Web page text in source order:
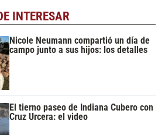
INTERESAR
Nicole Neumann compartió un día de
campo junto a sus hijos: los detalles
El tierno paseo de Indiana Cubero con
Cruz Urcera: el video